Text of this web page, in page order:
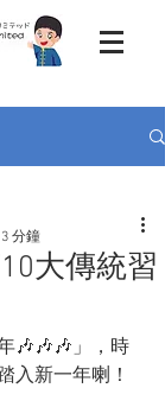
大傳統習
分鐘
🎶🎶🎶」，時
入新一年喇！